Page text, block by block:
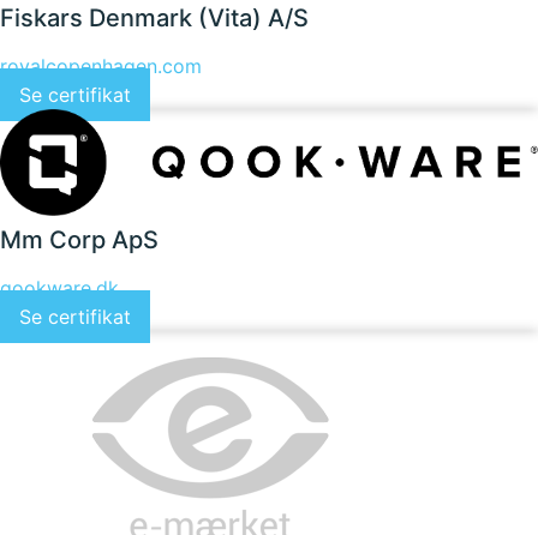
Fiskars Denmark (Vita) A/S
royalcopenhagen.com
Se certifikat
Mm Corp ApS
qookware.dk
Se certifikat